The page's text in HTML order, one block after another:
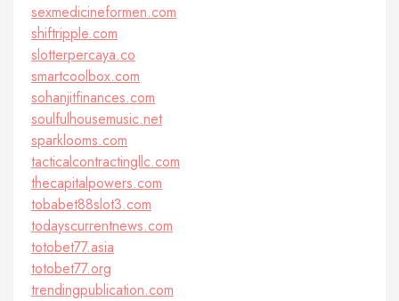
sexmedicineformen.com
shiftripple.com
slotterpercaya.co
smartcoolbox.com
sohanjitfinances.com
soulfulhousemusic.net
sparklooms.com
tacticalcontractingllc.com
thecapitalpowers.com
tobabet88slot3.com
todayscurrentnews.com
totobet77.asia
totobet77.org
trendingpublication.com